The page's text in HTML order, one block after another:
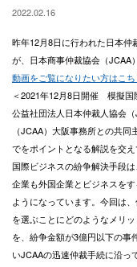
2022.02.16
昨年12月8日に行われた日本
が、日本商事仲裁協会（JCAA
動画をご覧になりたい方はこち
＜2021年12月8日開催 模擬国
公益社団法人日本仲裁人協会
（JCAA）大阪事務所との共
でをポイントとなる解説を交
国際ビジネスの紛争解決手段
企業も外国企業とビジネスを
ようになっています。今回は
を選ぶことにどのようなメリ
を、紛争金額が3億円以下の事
いJCAAの迅速仲裁手続に沿っ